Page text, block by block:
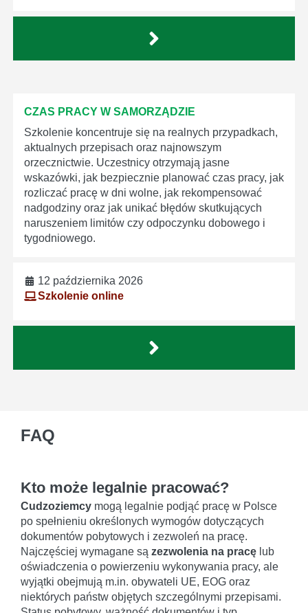
CZAS PRACY W SAMORZĄDZIE
Szkolenie koncentruje się na realnych przypadkach,
aktualnych przepisach oraz najnowszym
orzecznictwie. Uczestnicy otrzymają jasne
wskazówki, jak bezpiecznie planować czas pracy, jak
rozliczać pracę w dni wolne, jak rekompensować
nadgodziny oraz jak unikać błędów skutkujących
naruszeniem limitów czy odpoczynku dobowego i
tygodniowego.
12 października 2026
Szkolenie online
FAQ
Kto może legalnie pracować?
Cudzoziemcy mogą legalnie podjąć pracę w Polsce
po spełnieniu określonych wymogów dotyczących
dokumentów pobytowych i zezwoleń na pracę.
Najczęściej wymagane są zezwolenia na pracę lub
oświadczenia o powierzeniu wykonywania pracy, ale
wyjątki obejmują m.in. obywateli UE, EOG oraz
niektórych państw objętych szczególnymi przepisami.